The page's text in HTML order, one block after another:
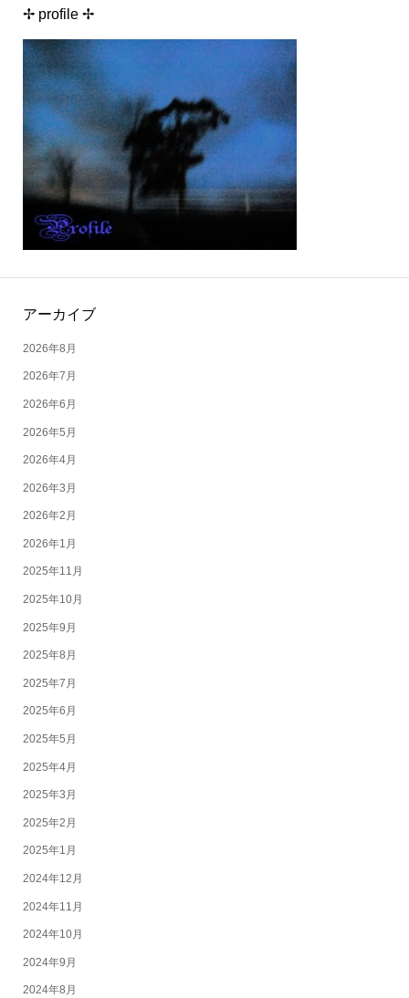
✢ profile ✢
アーカイブ
2026年8月
2026年7月
2026年6月
2026年5月
2026年4月
2026年3月
2026年2月
2026年1月
2025年11月
2025年10月
2025年9月
2025年8月
2025年7月
2025年6月
2025年5月
2025年4月
2025年3月
2025年2月
2025年1月
2024年12月
2024年11月
2024年10月
2024年9月
2024年8月